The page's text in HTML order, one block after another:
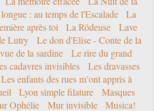
: au temps de l'Escalade
La
après toi La Rôdeuse
Lave
Lutry
Le don d'Elise - Conte de la
de la sardine
Le rire du grand
cadavres invisibles
Les dravasses
Les enfants des rues m’ont appris à
Lyon simple filature
Masques
Ophélie
Mur invisible
Musica!